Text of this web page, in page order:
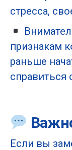
стресса,
признакам
раньше
справиться
Если вы